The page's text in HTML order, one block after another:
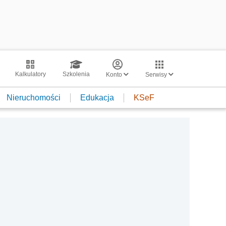
Kalkulatory Szkolenia Konto Serwisy
Nieruchomości Edukacja KSeF